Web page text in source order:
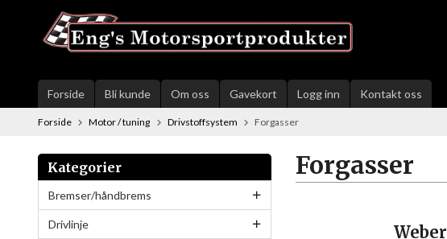
innholdet
Forside Bli kunde Om oss Gavekort Logg inn Kontakt oss
Forside Motor / tuning Drivstoffsystem Forgasser
Kategorier
Bremser/håndbrems
Drivlinje
Forgasser
Weber